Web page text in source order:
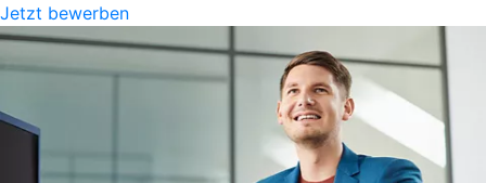
Jetzt bewerben